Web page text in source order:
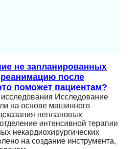
не запланированных
после
поможет пациентам?
исследования Исследование
на основе машинного
неплановых
интенсивной терапии
некардиохирургических
на создание инструмента,